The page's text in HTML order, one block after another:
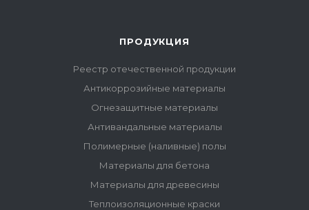
ПРОДУКЦИЯ
Реестр отечественной продукции
Антикоррозийные материалы
Огнезащитные материалы
Антивандальные материалы
Полимерные (наливные) полы
Материалы для бетона
Материалы для древесины
Теплоизоляционные краски